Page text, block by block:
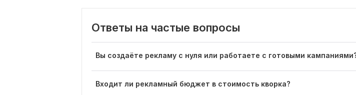
Ответы на частые вопросы
Вы создаёте рекламу с нуля или работаете с готовыми
Входит ли рекламный бюджет в стоимость кворка?